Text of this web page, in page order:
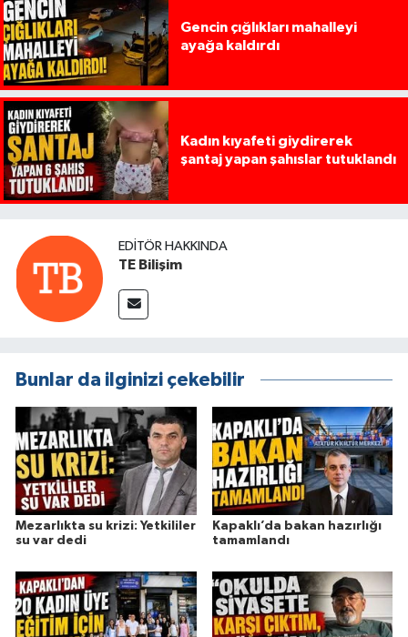
Gencin çığlıkları mahalleyi
ayağa kaldırdı
Kadın kıyafeti giydirerek
şantaj yapan şahıslar tutuklandı
EDITÖR HAKKINDA
TE Bilişim
Bunlar da ilginizi çekebilir
Mezarlıkta su krizi: Yetkililer
su var dedi
Kapaklı’da bakan hazırlığı
tamamlandı